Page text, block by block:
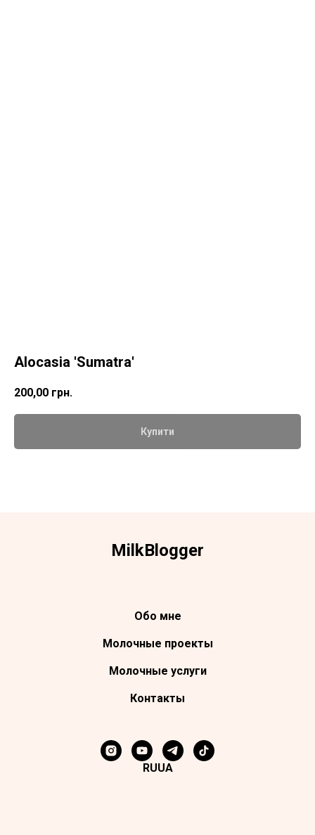
Alocasia 'Sumatra'
200,00 грн.
Купити
MilkBlogger
Обо мне
Молочные проекты
Молочные услуги
Контакты
RUUA